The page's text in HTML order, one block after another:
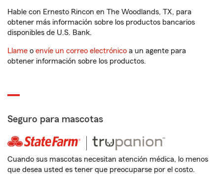
Hable con Ernesto Rincon en The Woodlands, TX, para
obtener más información sobre los productos bancarios
disponibles de U.S. Bank.
Llame o envíe un correo electrónico a un agente para
obtener información sobre los productos.
Seguro para mascotas
Cuando sus mascotas necesitan atención médica, lo menos
que desea usted es tener que preocuparse por el costo.